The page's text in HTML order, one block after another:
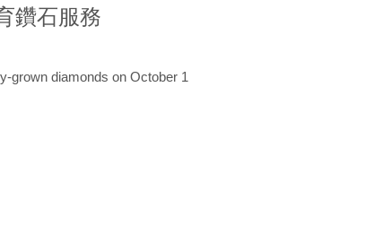
鑽石服務
grown diamonds on October 1